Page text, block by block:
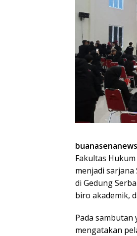
Fakultas
menjadi
di Gedung
biro akademik,
Pada sambutan
mengatakan